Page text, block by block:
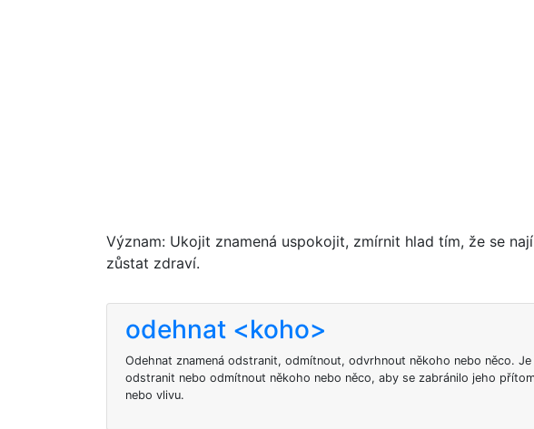
Význam: Ukojit znamená uspokojit, zmírnit hlad tím, že se
zůstat zdraví.
odehnat <koho>
Odehnat znamená odstranit, odmítnout, odvrhnout někoho nebo něco.
odstranit nebo odmítnout někoho nebo něco, aby se zabránilo jeho
nebo vlivu.